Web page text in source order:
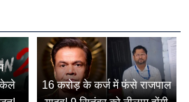
16 करोड़ के कर्ज में फंसे राजपाल